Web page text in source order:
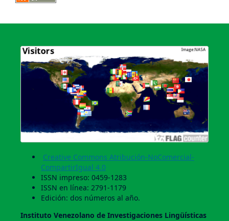
Creative Commons Atribución-NoComercial-
CompartirIgual 4.0
ISSN impreso: 0459-1283
ISSN en línea: 2791-1179
Edición: dos números al año.
Instituto Venezolano de Investigaciones Lingüí­sticas